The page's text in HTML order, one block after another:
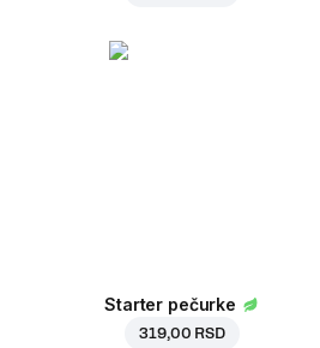
Starter pečurke
319,00 RSD